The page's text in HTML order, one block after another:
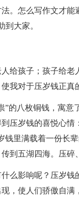
。怎么写作文才
到大家。
给孩子；孩子给
我对于压岁钱正真
”的八枚铜钱，寓
压岁钱的喜悦心
里满载着一份长
到五湖四海。压碎
么影响呢？压岁钱
，使人们骄傲自